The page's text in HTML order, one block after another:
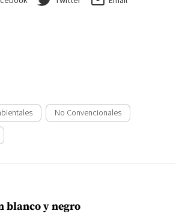
No Convencionales
blanco y negro